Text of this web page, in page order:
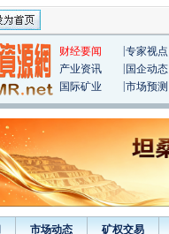
财经要闻 专家视点
产业资讯
国企动态
国际矿业
市场预测
市场动态 矿权交易